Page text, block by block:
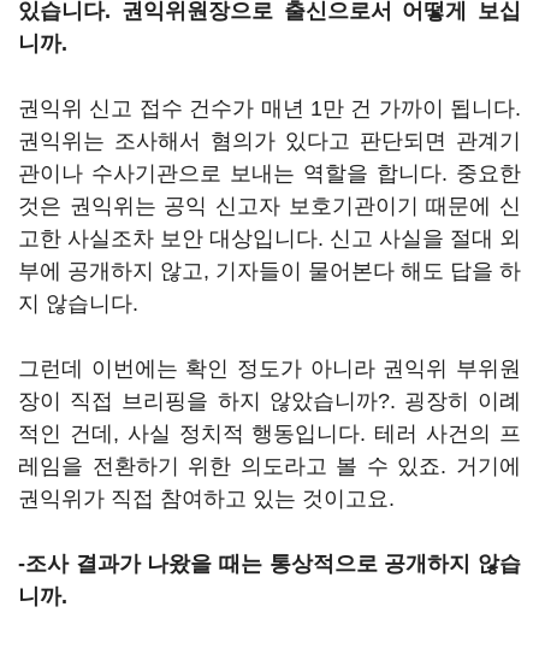
있습니다. 권익위원장으로 출신으로서 어떻게 보십
니까.
권익위 신고 접수 건수가 매년 1만 건 가까이 됩니다.
권익위는 조사해서 혐의가 있다고 판단되면 관계기
관이나 수사기관으로 보내는 역할을 합니다. 중요한
것은 권익위는 공익 신고자 보호기관이기 때문에 신
고한 사실조차 보안 대상입니다. 신고 사실을 절대 외
부에 공개하지 않고, 기자들이 물어본다 해도 답을 하
지 않습니다.
그런데 이번에는 확인 정도가 아니라 권익위 부위원
장이 직접 브리핑을 하지 않았습니까?. 굉장히 이례
적인 건데, 사실 정치적 행동입니다. 테러 사건의 프
레임을 전환하기 위한 의도라고 볼 수 있죠. 거기에
권익위가 직접 참여하고 있는 것이고요.
-조사 결과가 나왔을 때는 통상적으로 공개하지 않습
니까.